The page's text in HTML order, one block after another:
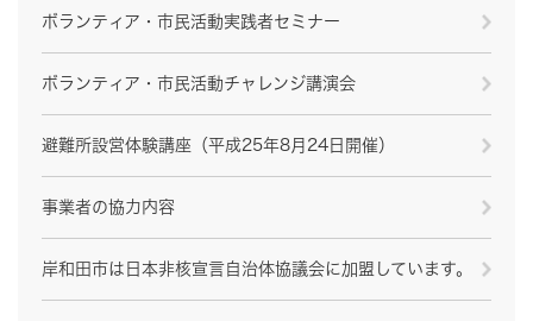
ボランティア・市民活動実践者セミナー
ボランティア・市民活動チャレンジ講演会
避難所設営体験講座（平成25年8月24日開催）
事業者の協力内容
岸和田市は日本非核宣言自治体協議会に加盟しています。